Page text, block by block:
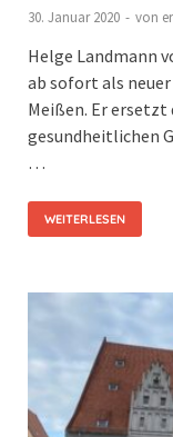
30. Januar 2020 - von
Helge Landmann
ab sofort als
Meißen. Er ersetzt
gesundheitlichen
…
WEITERLESEN